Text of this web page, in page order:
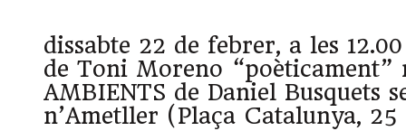
dissabte 22 de febrer, a les
de Toni Moreno “poèticament”
AMBIENTS de Daniel Busquets
n’Ametller (Plaça Catalunya,